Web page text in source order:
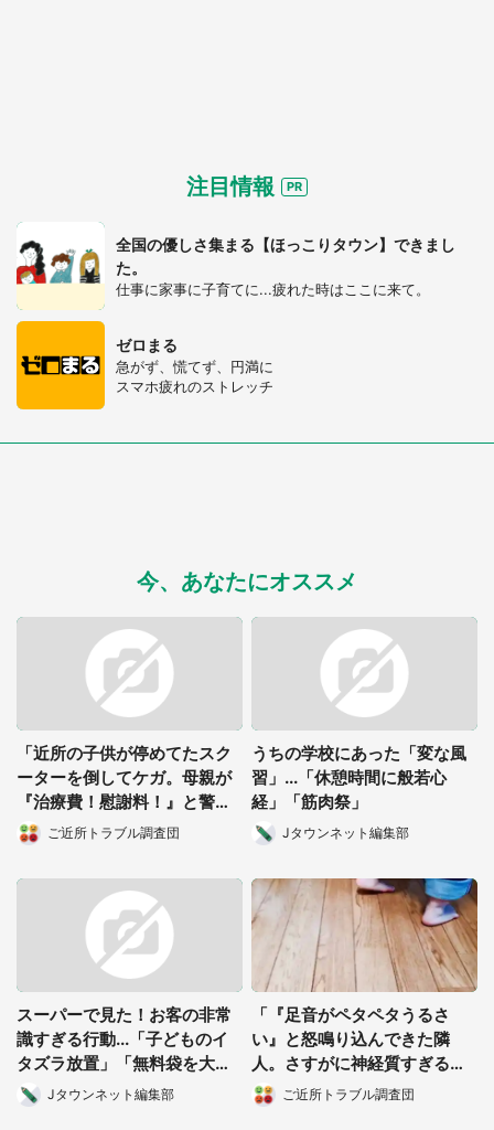
都道府選択
選択する
注目情報
全国の優しさ集まる【ほっこりタウン】できまし
た。
仕事に家事に子育てに...疲れた時はここに来て。
ゼロまる
急がず、慌てず、円満に
スマホ疲れのストレッチ
今、あなたにオススメ
「近所の子供が停めてたスク
ーターを倒してケガ。母親が
『治療費！慰謝料！』と警察
に通報した...」（福岡県・40
代男性）
ご近所トラブル調査団
うちの学校にあった「変な風
習」...「休憩時間に般若心
経」「筋肉祭」
Jタウンネット編集部
スーパーで見た！お客の非常
識すぎる行動...「子どものイ
タズラ放置」「無料袋を大量
に」 Jタウンネット編集部
「『足音がペタペタうるさ
い』と怒鳴り込んできた隣
人。さすがに神経質すぎると
思ったら、やっぱり...」（大
阪府・30代女性）
ご近所トラブル調査団